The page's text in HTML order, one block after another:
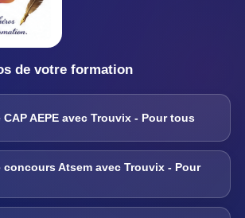
de votre formation
CAP AEPE avec Trouvix - Pour tous
concours Atsem avec Trouvix - Pour